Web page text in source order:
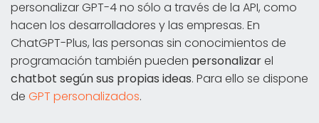
personalizar GPT-4 no sólo a través de la API, como
hacen los desarrolladores y las empresas. En
ChatGPT-Plus, las personas sin conocimientos de
programación también pueden personalizarel
chatbot según sus propias ideas. Para ello se dispone
de GPT personalizados.